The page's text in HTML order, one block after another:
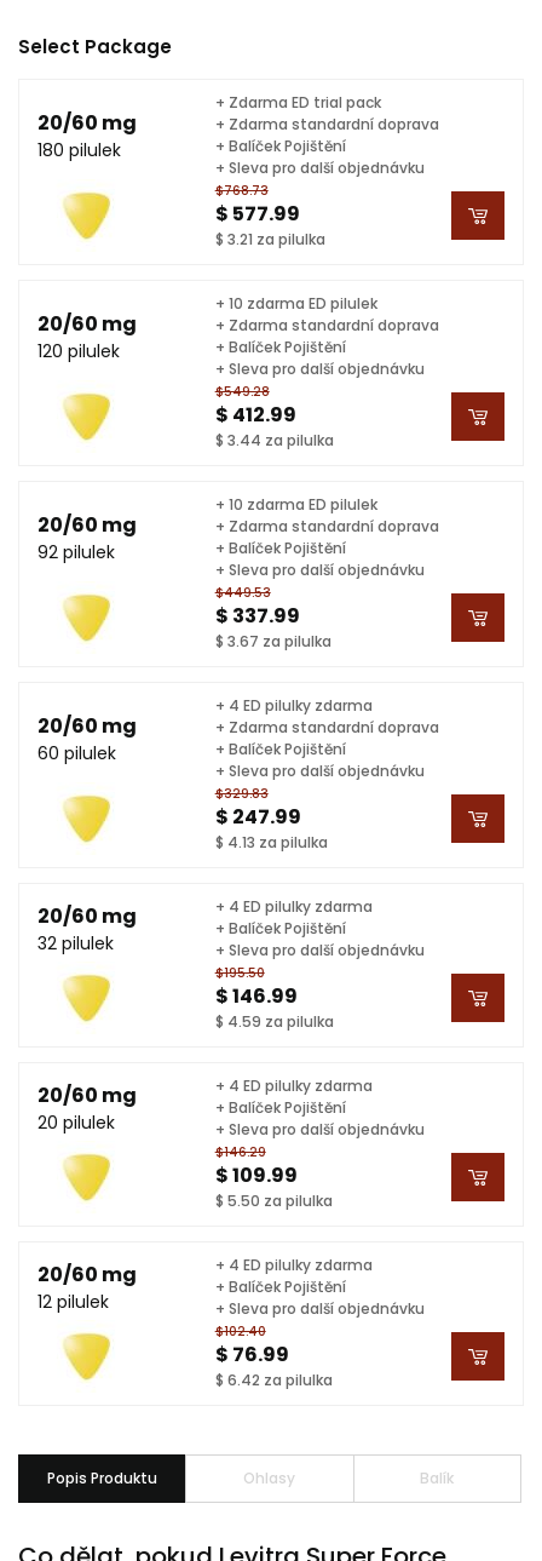
Select Package
20/60 mg
180 pilulek
$768.73
$ 577.99
$ 3.21 za pilulka
+ Zdarma ED trial pack
+ Zdarma standardní doprava
+ Balíček Pojištění
+ Sleva pro další objednávku
20/60 mg
120 pilulek
$549.28
$ 412.99
$ 3.44 za pilulka
+ 10 zdarma ED pilulek
+ Zdarma standardní doprava
+ Balíček Pojištění
+ Sleva pro další objednávku
20/60 mg
92 pilulek
$449.53
$ 337.99
$ 3.67 za pilulka
+ 10 zdarma ED pilulek
+ Zdarma standardní doprava
+ Balíček Pojištění
+ Sleva pro další objednávku
20/60 mg
60 pilulek
$329.83
$ 247.99
$ 4.13 za pilulka
+ 4 ED pilulky zdarma
+ Zdarma standardní doprava
+ Balíček Pojištění
+ Sleva pro další objednávku
20/60 mg
32 pilulek
$195.50
$ 146.99
$ 4.59 za pilulka
+ 4 ED pilulky zdarma
+ Balíček Pojištění
+ Sleva pro další objednávku
20/60 mg
20 pilulek
$146.29
$ 109.99
$ 5.50 za pilulka
+ 4 ED pilulky zdarma
+ Balíček Pojištění
+ Sleva pro další objednávku
20/60 mg
12 pilulek
$102.40
$ 76.99
$ 6.42 za pilulka
+ 4 ED pilulky zdarma
+ Balíček Pojištění
+ Sleva pro další objednávku
Popis Produktu Ohlasy Balík